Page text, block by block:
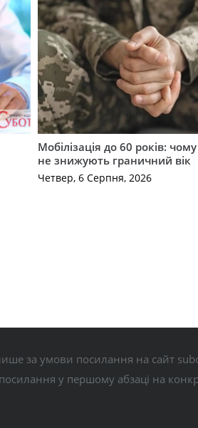
Мобілізація до 60 років:
не знижують граничний вік
Четвер, 6 Серпня, 2026
за умови посилання на сайт
у першому абзаці на